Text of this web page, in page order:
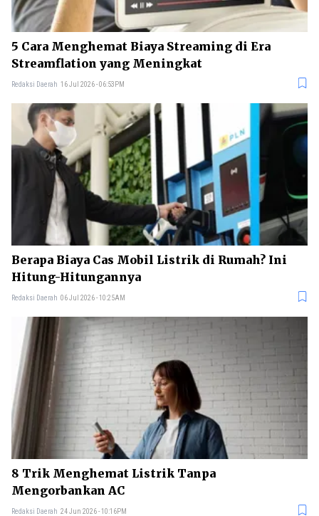
5 Cara Menghemat Biaya Streaming di Era
Streamflation yang Meningkat
Redaksi Daerah 16 Jul 2026 - 06:53PM
Berapa Biaya Cas Mobil Listrik di Rumah? Ini
Hitung-Hitungannya
Redaksi Daerah 06 Jul 2026 - 10:25AM
8 Trik Menghemat Listrik Tanpa
Mengorbankan AC
Redaksi Daerah 24 Jun 2026 - 10:16PM